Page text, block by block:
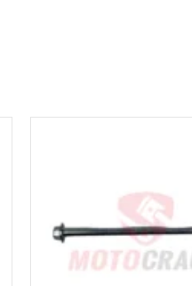
AÑADIR AL
CARRITO